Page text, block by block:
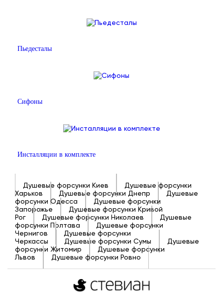
Пьедесталы
Сифоны
Инсталляции в комплекте
Душевые форсунки Киев
Душевые форсунки
Харьков
Душевые форсунки Днепр
Душевые
форсунки Одесса
Душевые форсунки
Запорожье
Душевые форсунки Кривой
Рог
Душевые форсунки Николаев
Душевые
форсунки Полтава
Душевые форсунки
Чернигов
Душевые форсунки
Черкассы
Душевые форсунки Сумы
Душевые
форсунки Житомир
Душевые форсунки
Львов
Душевые форсунки Ровно